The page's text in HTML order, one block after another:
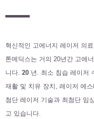
혁신적인 고에너지 레이저 의
톤메딕스는 거의 20년간 고에
니다.20 년. 최소 침습 레이저
재활 및 치유 장치, 레이저 에
첨단 레이저 기술과 최첨단 임
고 있습니다.